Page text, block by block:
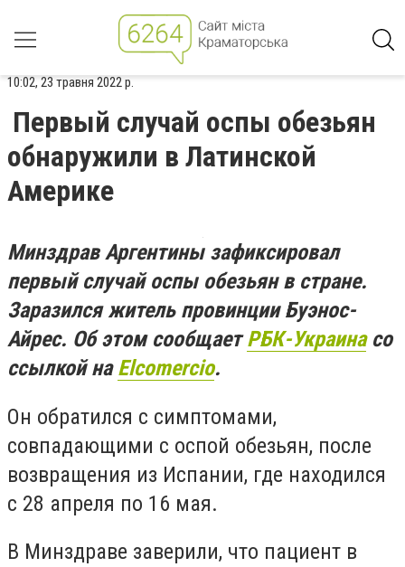
10:02, 23 травня 2022 р.
Первый случай оспы обезьян
обнаружили в Латинской
Америке
Минздрав Аргентины зафиксировал
первый случай оспы обезьян в стране.
Заразился житель провинции Буэнос-
Айрес. Об этом сообщаетРБК-Украинасо
ссылкой наElcomercio.
Он обратился с симптомами,
совпадающими с оспой обезьян, после
возвращения из Испании, где находился
с 28 апреля по 16 мая.
В Минздраве заверили, что пациент в